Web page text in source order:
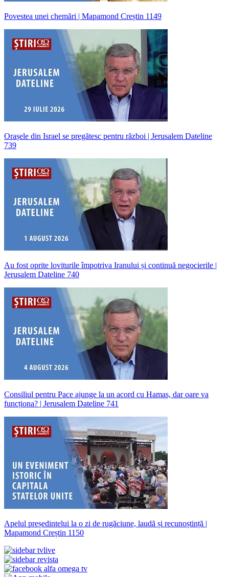
Povestea unei chemări | Mapamond Creștin 1149
Orașele din Israel se pregătesc pentru război | Jerusalem Dateline
739
Au fost oprite loviturile împotriva Iranului și continuă negocierile |
Jerusalem Dateline 740
Consiliul pentru Pace ajunge la un acord cu Hamas, dar oare va
funcționa? | Jerusalem Dateline 741
Apelul președintelui la o zi de rugăciune, laudă și recunoștință |
Mapamond Creștin 1150